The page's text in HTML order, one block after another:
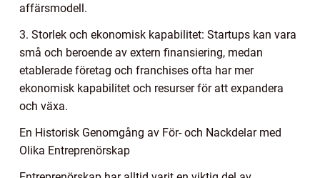
affärsmodell.
3. Storlek och ekonomisk kapabilitet: Startups kan vara
små och beroende av extern finansiering, medan
etablerade företag och franchises ofta har mer
ekonomisk kapabilitet och resurser för att expandera
och växa.
En Historisk Genomgång av För- och Nackdelar med
Olika Entreprenörskap